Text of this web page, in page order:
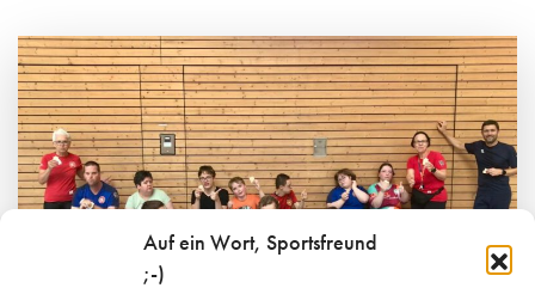
Auf ein Wort, Sportsfreund
;-)